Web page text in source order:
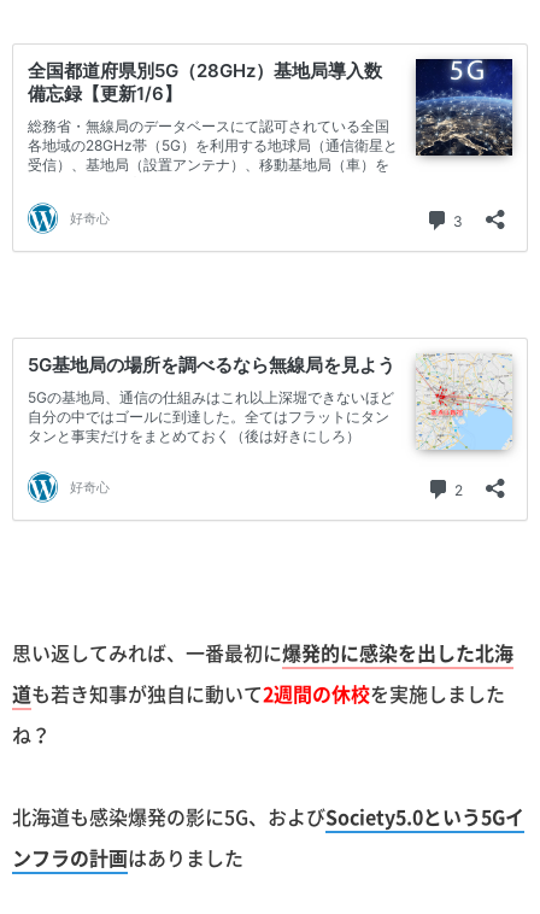
思い返してみれば、一番最初に爆発的に感染を出した北海
道も若き知事が独自に動いて2週間の休校を実施しました
ね？
北海道も感染爆発の影に5G、およびSociety5.0という5Gイ
ンフラの計画はありました